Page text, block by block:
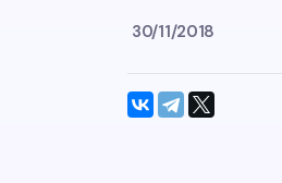
30/11/2018